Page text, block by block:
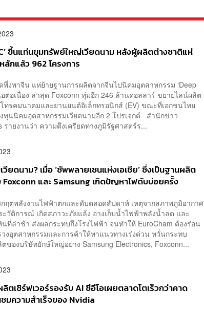
ขึ้นแท่นขุมทรัพย์ใหญ่เวียดนาม หลังผู้ผลิตต่างชาติแห่
ลักแล้ว 962 โครงการ
งพาจีน แห่ย้ายฐานการผลิตจากจีนไปนิคมอุตสาหกรรม ‘Deep
อต่อเนื่อง ล่าสุด Foxconn ทุ่มอีก 246 ล้านดอลลาร์ ขยายไลน์ผลิต
ทรคมนาคมและยานยนต์อิเล็กทรอนิกส์ (EV) ขณะที่เอกชนไทย
ทุนนิคมอุตสาหกรรมเวียดนามอีก 2 โปรเจกต์ สำนักข่าว
รายงานว่า ความตึงเครียดทางภูมิรัฐศาสตร์ร...
วียดนาม? เมื่อ ‘ซัพพลายเชนแห่งเอเชีย’ ซึ่งเป็นฐานผลิต
Foxconn และ Samsung เกิดปัญหาไฟดับบ่อยครั้ง
กฤตพลังงานไฟฟ้าตกและดับตลอดสัปดาห์ เหตุจากสภาพภูมิอากาศ
วัติการณ์ เกิดสภาวะภัยแล้ง อ่างเก็บน้ำไฟฟ้าพลังน้ำลด และ
ที่ล่าช้า ส่งผลกระทบถึงโรงไฟฟ้า จนทำให้ EuroCham ต้องร่อน
งอุตสาหกรรมและการค้าให้หาแนวทางเร่งด่วน หวั่นกระทบ
ของบริษัทยักษ์ใหญ่อย่าง Samsung Electronics, Foxconn...
ลิตเซิร์ฟเวอร์รองรับ AI ซีอีโอเผยตลาดโตเร็วกว่าคาด
มความสำเร็จของ Nvidia